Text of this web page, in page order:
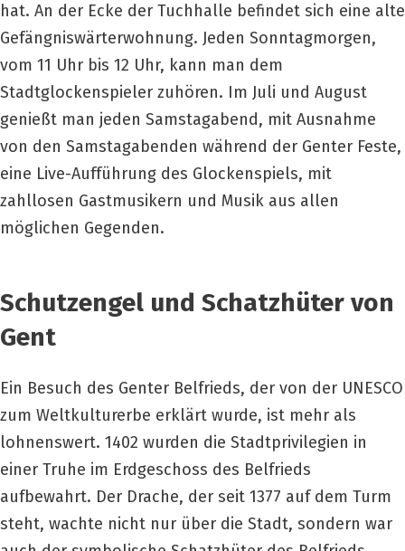
hat. An der Ecke der Tuchhalle befindet sich eine alte
Gefängniswärterwohnung. Jeden Sonntagmorgen,
vom 11 Uhr bis 12 Uhr, kann man dem
Stadtglockenspieler zuhören. Im Juli und August
genießt man jeden Samstagabend, mit Ausnahme
von den Samstagabenden während der Genter Feste,
eine Live-Aufführung des Glockenspiels, mit
zahllosen Gastmusikern und Musik aus allen
möglichen Gegenden.
Schutzengel und Schatzhüter von
Gent
Ein Besuch des Genter Belfrieds, der von der UNESCO
zum Weltkulturerbe erklärt wurde, ist mehr als
lohnenswert. 1402 wurden die Stadtprivilegien in
einer Truhe im Erdgeschoss des Belfrieds
aufbewahrt. Der Drache, der seit 1377 auf dem Turm
steht, wachte nicht nur über die Stadt, sondern war